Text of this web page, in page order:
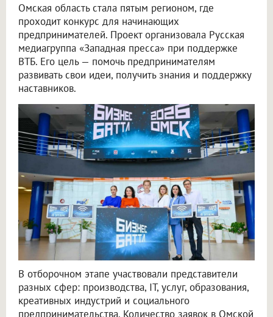
Омская область стала пятым регионом, где
проходит конкурс для начинающих
предпринимателей. Проект организовала Русская
медиагруппа «Западная пресса» при поддержке
ВТБ. Его цель — помочь предпринимателям
развивать свои идеи, получить знания и поддержку
наставников.
В отборочном этапе участвовали представители
разных сфер: производства, IT, услуг, образования,
креативных индустрий и социального
предпринимательства. Количество заявок в Омской